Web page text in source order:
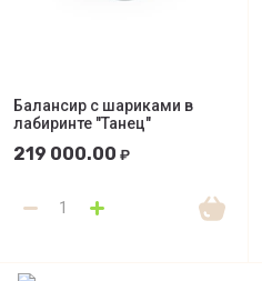
Балансир с шариками в
лабиринте "Танец"
219 000.00 ₽